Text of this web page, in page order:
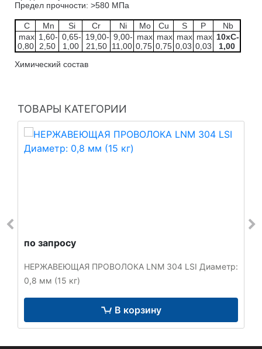
Предел прочности: >580 МПа
Химический состав
C Mn Si Cr Ni Mo Cu S P
Nb
max
0,80
1,60-
2,50
0,65-
1,00
19,00-
21,50
9,00-
11,00
max
0,75
max
0,75
max
0,03
max
0,03
10xC-
1,00
ТОВАРЫ КАТЕГОРИИ
по запросу
НЕРЖАВЕЮЩАЯ ПРОВОЛОКА LNM 304 LSI Диаметр:
0,8 мм (15 кг)
В корзину